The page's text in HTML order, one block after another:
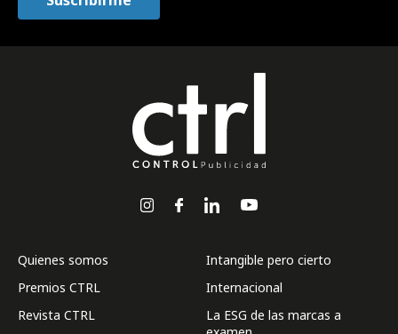
Quienes somos
Premios CTRL
Revista CTRL
Intangible pero cierto
Internacional
La ESG de las marcas a